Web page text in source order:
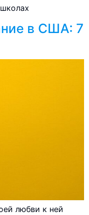
в США: 7
любви к ней